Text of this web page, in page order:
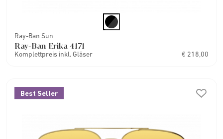
Ray-Ban Sun
Ray-Ban Erika 4171
Komplettpreis inkl. Gläser € 218,00
Best Seller